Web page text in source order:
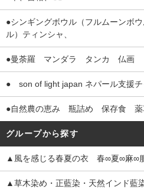
●シンギングボウル（フルムーンボ
ル）ティンシャ、
●曼荼羅 マンダラ タンカ 仏画
● son of light japan ネパール支援
●自然農の恵み 瓶詰め 保存食
グループから探す
▲風を感じる春夏の衣 春∞夏∞麻∞
▲草木染め・正藍染・天然インド